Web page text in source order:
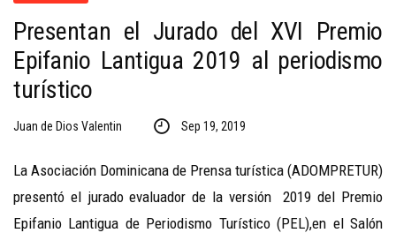
Presentan el Jurado del XVI Premio
Epifanio Lantigua 2019 al periodismo
turístico
Juan de Dios Valentin Sep 19, 2019
La Asociación Dominicana de Prensa turística (ADOMPRETUR)
presentó el jurado evaluador de la versión 2019 del Premio
Epifanio Lantigua de Periodismo Turístico (PEL),en el Salón